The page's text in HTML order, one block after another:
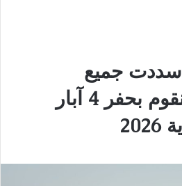
سددت جميع
المتأخرات وسنقوم بحفر 4 آبار